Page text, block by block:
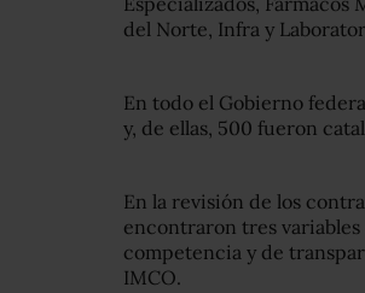
del Norte, Infra y
En todo el Gobierno
y, de ellas, 500 fueron
En la revisión de los
encontraron tres
competencia y de
IMCO.